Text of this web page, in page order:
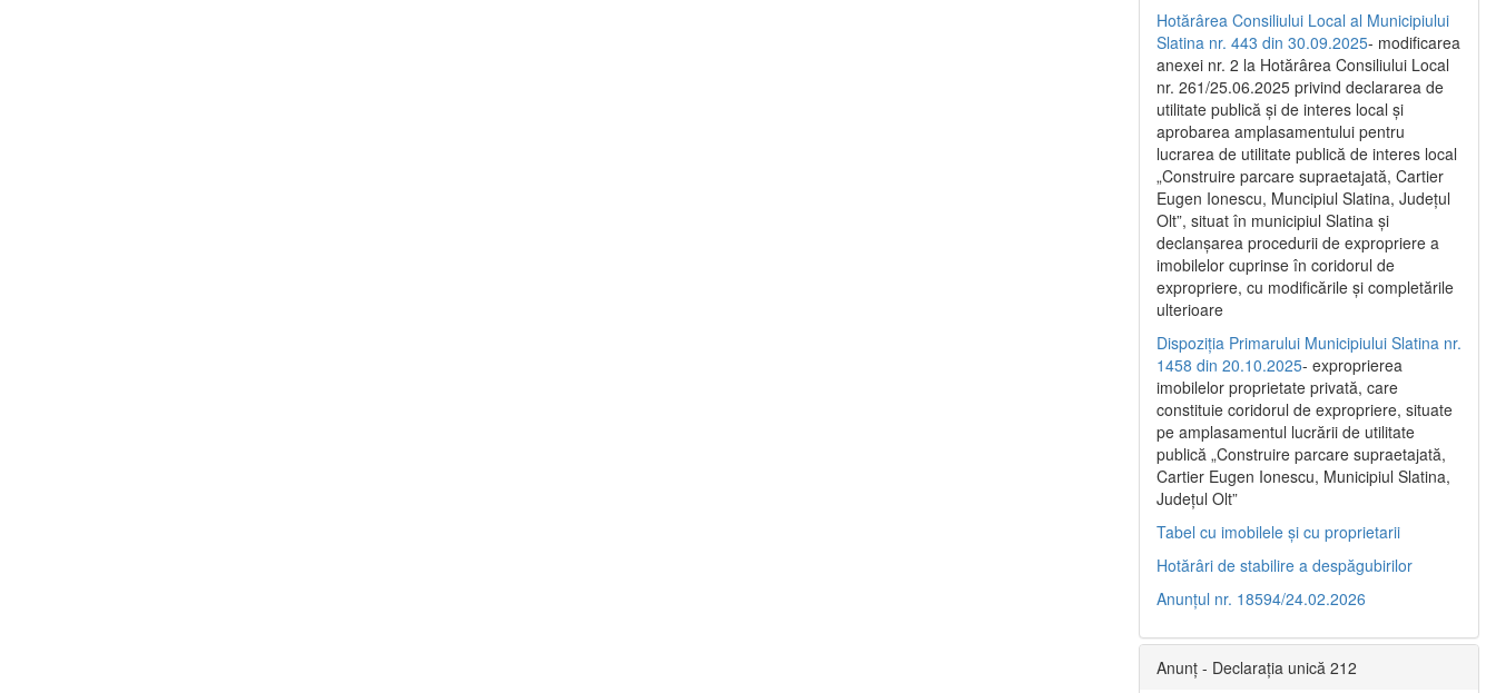
Hotărârea Consiliului Local al Municipiului
Slatina nr. 443 din 30.09.2025- modificarea
anexei nr. 2 la Hotărârea Consiliului Local
nr. 261/25.06.2025 privind declararea de
utilitate publică şi de interes local şi
aprobarea amplasamentului pentru
lucrarea de utilitate publică de interes local
„Construire parcare supraetajată, Cartier
Eugen Ionescu, Muncipiul Slatina, Judeţul
Olt”, situat în municipiul Slatina şi
declanşarea procedurii de expropriere a
imobilelor cuprinse în coridorul de
expropriere, cu modificările şi completările
ulterioare
Dispoziția Primarului Municipiului Slatina nr.
1458 din 20.10.2025- exproprierea
imobilelor proprietate privată, care
constituie coridorul de expropriere, situate
pe amplasamentul lucrării de utilitate
publică „Construire parcare supraetajată,
Cartier Eugen Ionescu, Municipiul Slatina,
Județul Olt”
Tabel cu imobilele și cu proprietarii
Hotărâri de stabilire a despăgubirilor
Anunțul nr. 18594/24.02.2026
Anunț - Declarația unică 212